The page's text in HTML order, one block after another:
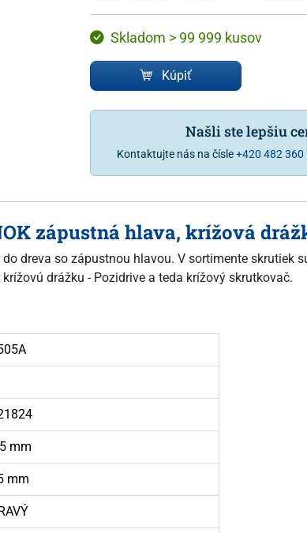
Skladom > 99 999 kusov
Kúpiť
Našli ste lepšiu
Kontaktujte nás na čísle+420 482 360
zápustná hlava, krížová
dreva so zápustnou hlavou. V sortimente skrutiek
drážku - Pozidrive a teda krížový skrutkovač.
mm
mm